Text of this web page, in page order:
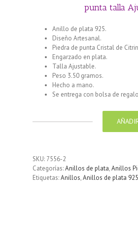
punta talla
Anillo de plata 925.
Diseño Artesanal.
Piedra de punta Cristal de
Engarzado en plata.
Talla Ajustable.
Peso 3.50 gramos.
Hecho a mano.
Se entrega con bolsa de
con
piedra
Cristal
SKU: 7556-2
Categorías:Anillos de plata,Anillos
Etiquetas:Anillos,Anillos de plata